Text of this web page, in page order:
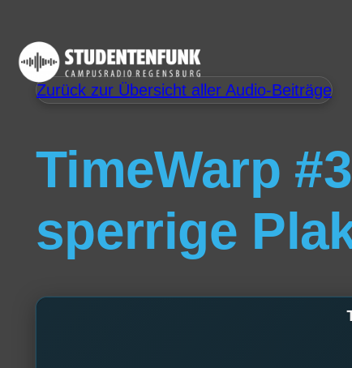
Zurück zur Übersicht aller Audio-Beiträge
TimeWarp
sperrige